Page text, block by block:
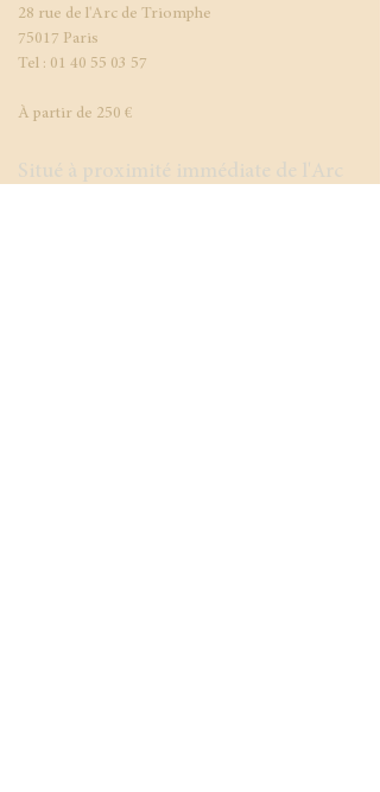
28 rue de l'Arc de Triomphe
75017 Paris
Tel : 01 40 55 03 57
​À partir de 250 €
Situé à proximité immédiate de l'Arc